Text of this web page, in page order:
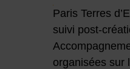
Paris Terres
suivi post-
organisées sur